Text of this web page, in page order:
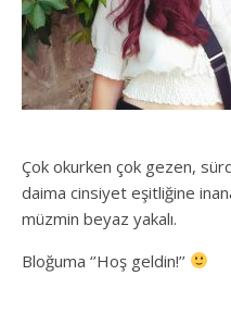
Çok okurken çok gezen,
daima cinsiyet eşitliğine
müzmin beyaz yakalı.
Bloğuma ‘’Hoş geldin!’’